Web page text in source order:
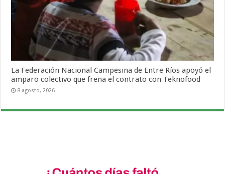
La Federación Nacional Campesina de Entre Ríos apoyó el
amparo colectivo que frena el contrato con Teknofood
8 agosto, 2026